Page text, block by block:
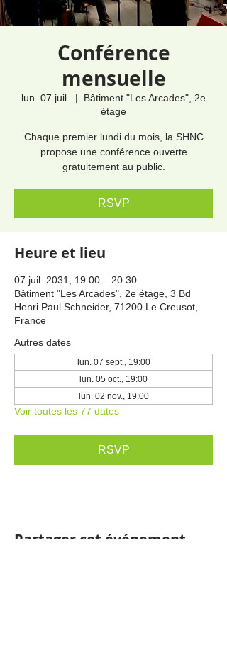
Conférence
mensuelle
lun. 07 juil.
  |
Bâtiment "Les Arcades", 2e
étage
Chaque premier lundi du mois, la SHNC
propose une conférence ouverte
gratuitement au public.
RSVP
Heure et lieu
07 juil. 2031, 19:00 – 20:30
Bâtiment "Les Arcades", 2e étage, 3 Bd
Henri Paul Schneider, 71200 Le Creusot,
France
Autres dates
lun. 07 sept., 19:00
lun. 05 oct., 19:00
lun. 02 nov., 19:00
Voir toutes les 77 dates
RSVP
Partager cet événement